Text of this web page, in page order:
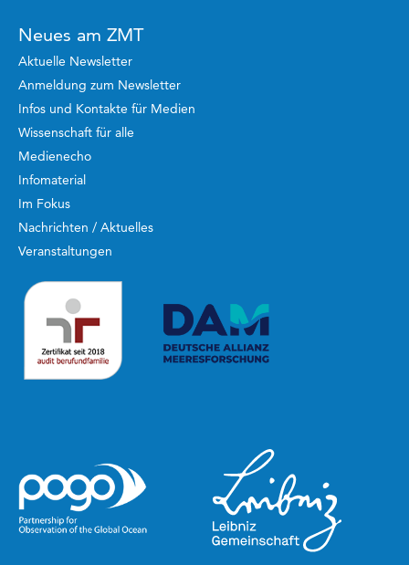
Neues am ZMT
Aktuelle Newsletter
Anmeldung zum Newsletter
Infos und Kontakte für Medien
Wissenschaft für alle
Medienecho
Infomaterial
Im Fokus
Nachrichten / Aktuelles
Veranstaltungen